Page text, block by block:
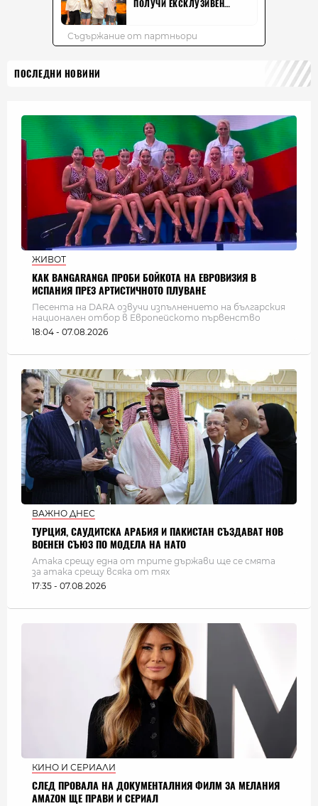
ПОСЛЕДНИ НОВИНИ
ЖИВОТ
КАК BANGARANGA ПРОБИ БОЙКОТА НА ЕВРОВИЗИЯ В
ИСПАНИЯ ПРЕЗ АРТИСТИЧНОТО ПЛУВАНЕ
Песента на DARA озвучи изпълнението на българския
национален отбор в Европейското първенство
18:04 - 07.08.2026
ВАЖНО ДНЕС
ТУРЦИЯ, САУДИТСКА АРАБИЯ И ПАКИСТАН СЪЗДАВАТ НОВ
ВОЕНЕН СЪЮЗ ПО МОДЕЛА НА НАТО
Атака срещу една от трите държави ще се смята
за атака срещу всяка от тях
17:35 - 07.08.2026
КИНО И СЕРИАЛИ
СЛЕД ПРОВАЛА НА ДОКУМЕНТАЛНИЯ ФИЛМ ЗА МЕЛАНИЯ
AMAZON ЩЕ ПРАВИ И СЕРИАЛ